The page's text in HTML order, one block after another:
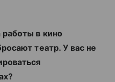
в кино
театр. У вас не